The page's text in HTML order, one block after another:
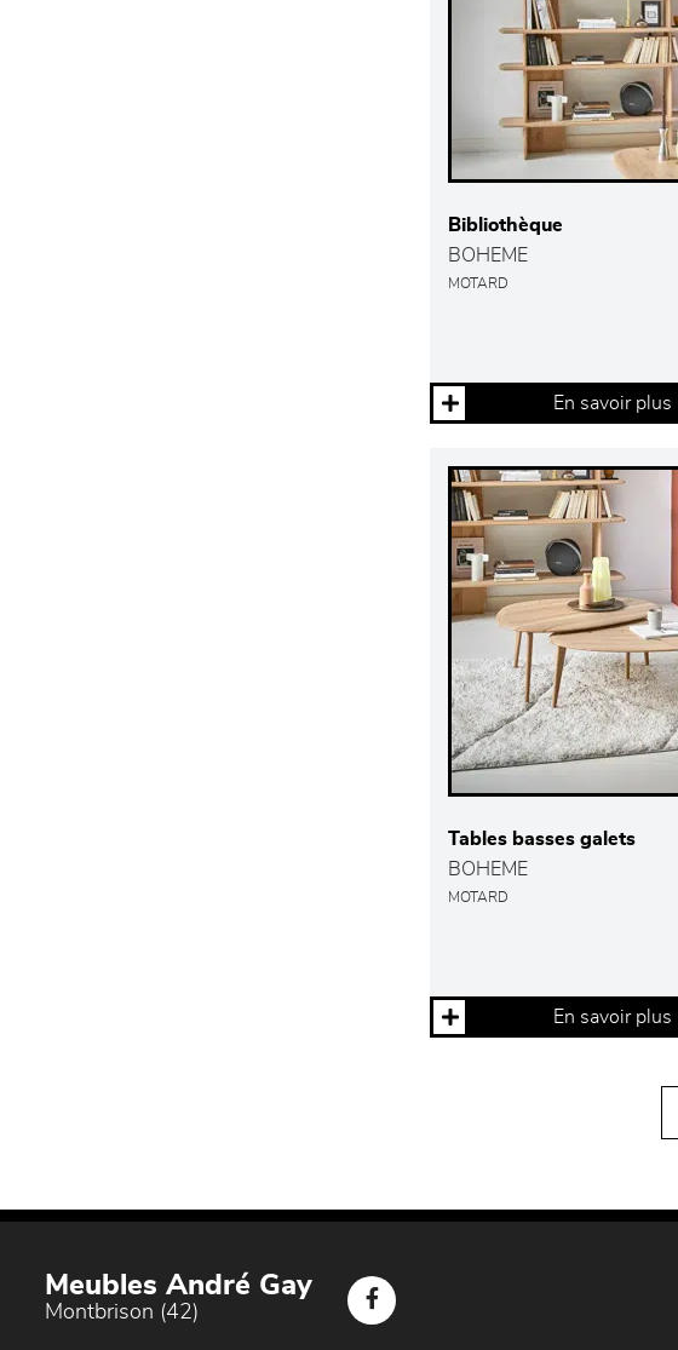
Bibliothèque
BOHEME
MOTARD
En savoir plus
Tables basses galets
BOHEME
MOTARD
En savoir plus
Meubles André Gay
Montbrison (42)